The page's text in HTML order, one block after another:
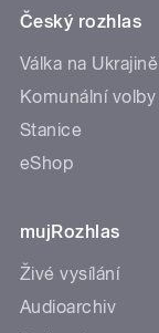
Český rozhlas
Válka na Ukrajině
Komunální volby
Stanice
eShop
mujRozhlas
Živé vysílání
Audioarchiv